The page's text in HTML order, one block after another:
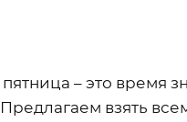
– это время
взять